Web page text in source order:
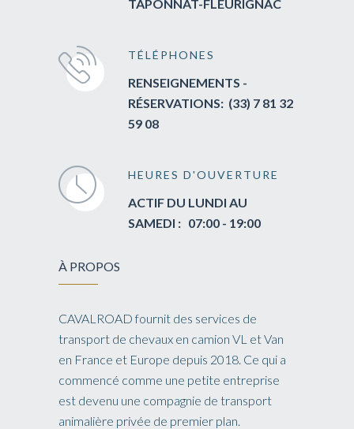
TAPONNAT-FLEURIGNAC
TÉLÉPHONES
RENSEIGNEMENTS -
RÉSERVATIONS: (33) 7 81 32
59 08
HEURES D'OUVERTURE
ACTIF DU LUNDI AU
SAMEDI : 07:00 - 19:00
À PROPOS
CAVALROAD fournit des services de
transport de chevaux en camion VL et Van
en France et Europe depuis 2018. Ce qui a
commencé comme une petite entreprise
est devenu une compagnie de transport
animalière privée de premier plan.